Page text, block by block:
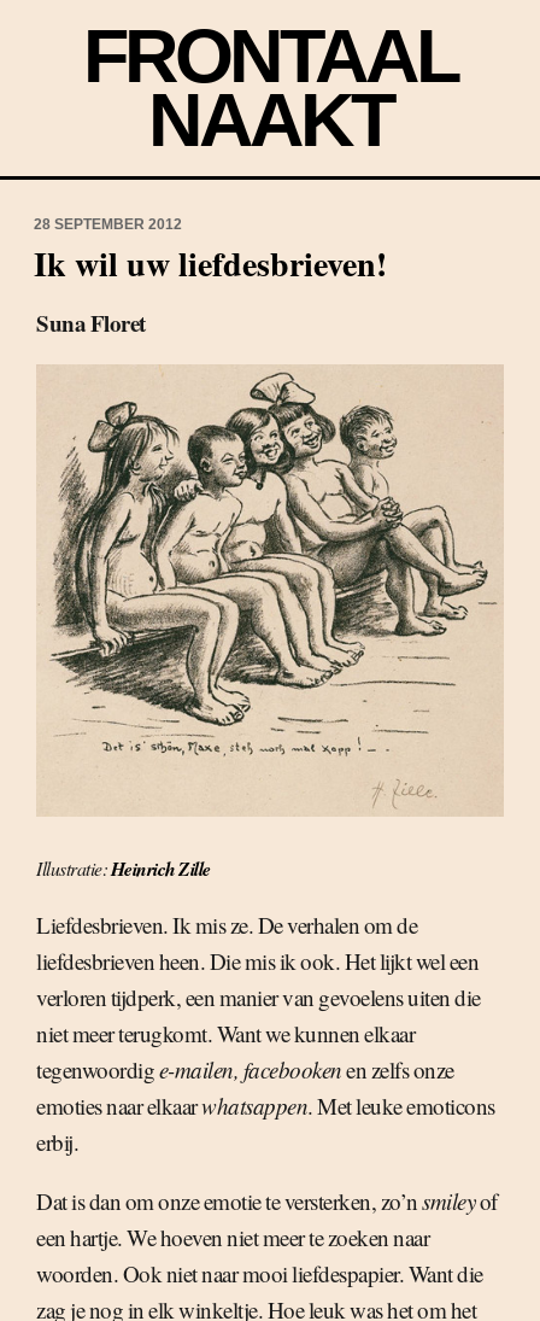
FRONTAAL
NAAKT
28 SEPTEMBER 2012
Ik wil uw liefdesbrieven!
Suna Floret
Illustratie:Heinrich Zille
Liefdesbrieven. Ik mis ze. De verhalen om de
liefdesbrieven heen. Die mis ik ook. Het lijkt wel een
verloren tijdperk, een manier van gevoelens uiten die
niet meer terugkomt. Want we kunnen elkaar
tegenwoordige-mailen, facebookenen zelfs onze
emoties naar elkaarwhatsappen. Met leuke emoticons
erbij.
Dat is dan om onze emotie te versterken, zo’n smileyof
een hartje. We hoeven niet meer te zoeken naar
woorden. Ook niet naar mooi liefdespapier. Want die
zag je nog in elk winkeltje. Hoe leuk was het om het